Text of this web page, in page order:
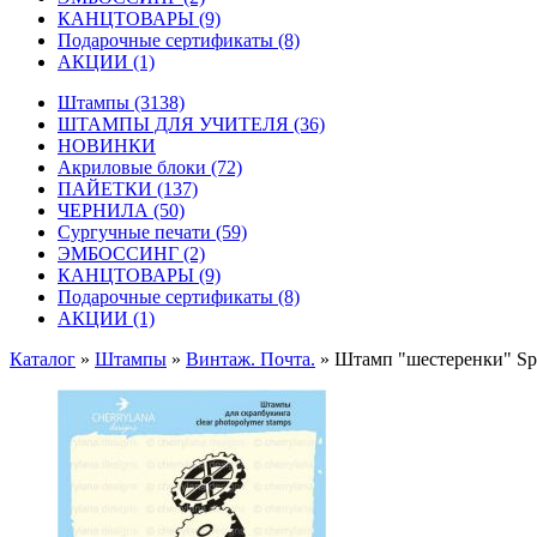
КАНЦТОВАРЫ (9)
Подарочные сертификаты (8)
АКЦИИ (1)
Штампы (3138)
ШТАМПЫ ДЛЯ УЧИТЕЛЯ (36)
НОВИНКИ
Акриловые блоки (72)
ПАЙЕТКИ (137)
ЧЕРНИЛА (50)
Сургучные печати (59)
ЭМБОССИНГ (2)
КАНЦТОВАРЫ (9)
Подарочные сертификаты (8)
АКЦИИ (1)
Каталог » Штампы » Винтаж. Почта. » Штамп "шестеренки"